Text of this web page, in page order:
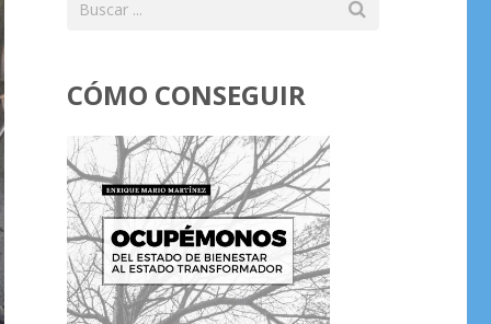
CÓMO CONSEGUIR